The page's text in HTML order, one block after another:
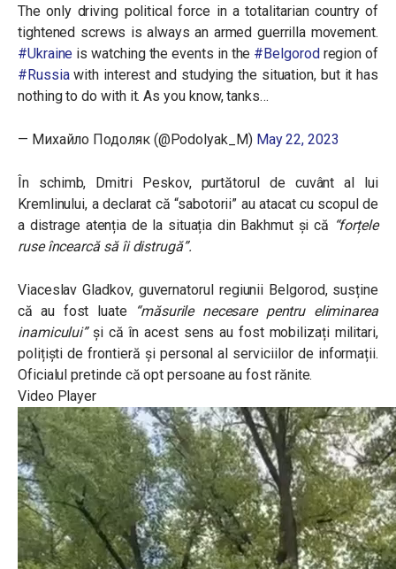
The only driving political force in a totalitarian country of
tightened screws is always an armed guerrilla movement.
#Ukraine is watching the events in the #Belgorodregion of
#Russiawith interest and studying the situation, but it has
nothing to do with it. As you know, tanks…
— Михайло Подоляк (@Podolyak_M) May 22, 2023
În schimb, Dmitri Peskov, purtătorul de cuvânt al lui
Kremlinului, a declarat că “sabotorii” au atacat cu scopul de
a distrage atenția de la situația din Bakhmut și că “forțele
ruse încearcă să îi distrugă”.
Viaceslav Gladkov, guvernatorul regiunii Belgorod, susține
că au fost luate
“măsurile necesare pentru eliminarea
inamicului”și că în acest sens au fost mobilizați militari,
polițiști de frontieră și personal al serviciilor de informații.
Oficialul pretinde că opt persoane au fost rănite.
Video Player